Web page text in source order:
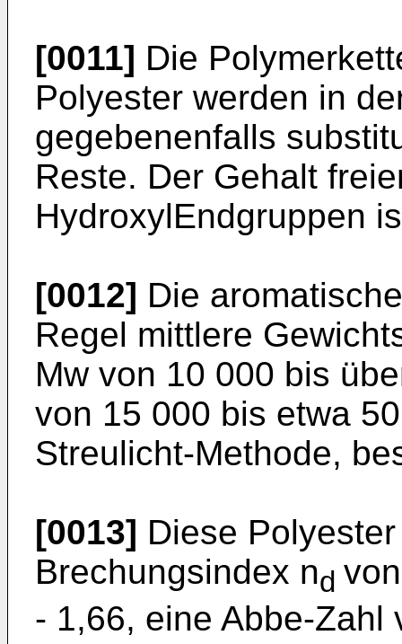
[0011] Die
Polyester werden in
gegebenenfalls
Reste. Der Gehalt
HydroxylEndgruppen
[0012] Die
Regel mittlere
Mw von 10 000 bis
von 15 000 bis etwa
Streulicht-Methode,
[0013] Diese
Brechungsindex nd
- 1,66, eine Abbe-Zahl